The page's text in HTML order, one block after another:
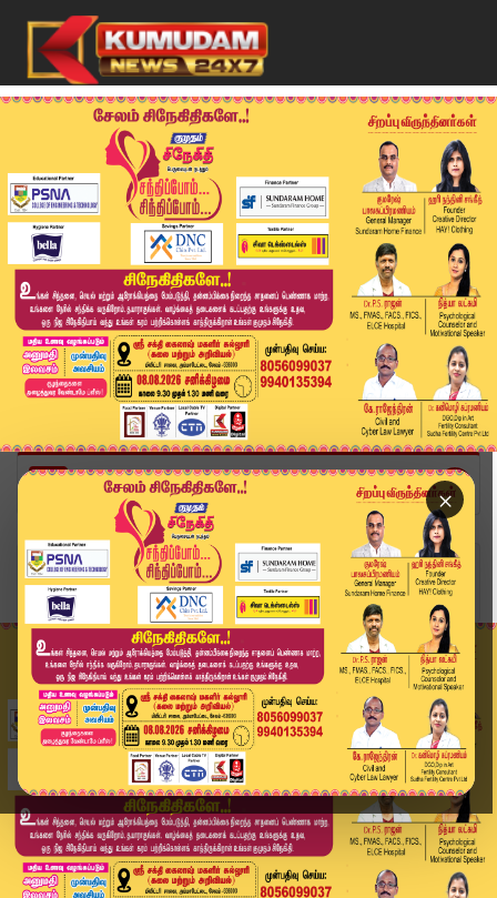
×
Home
வீடியோ ஸ்டோரி
பேரவை நேரலை நிறுத்தம்.. எதிர்க்கட்சி தலைவர் கண்...